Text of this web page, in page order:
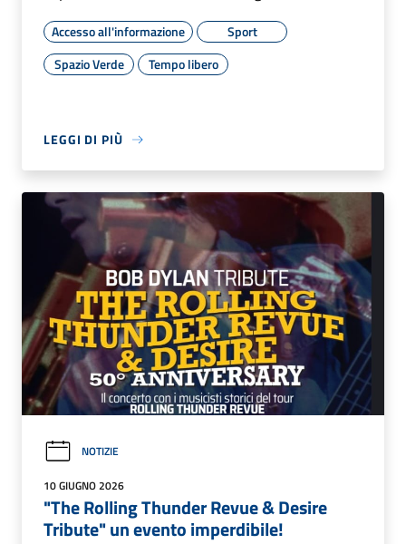
Accesso all'informazione
Sport
Spazio Verde
Tempo libero
LEGGI DI PIÙ
NOTIZIE
10 GIUGNO 2026
"The Rolling Thunder Revue & Desire
Tribute" un evento imperdibile!